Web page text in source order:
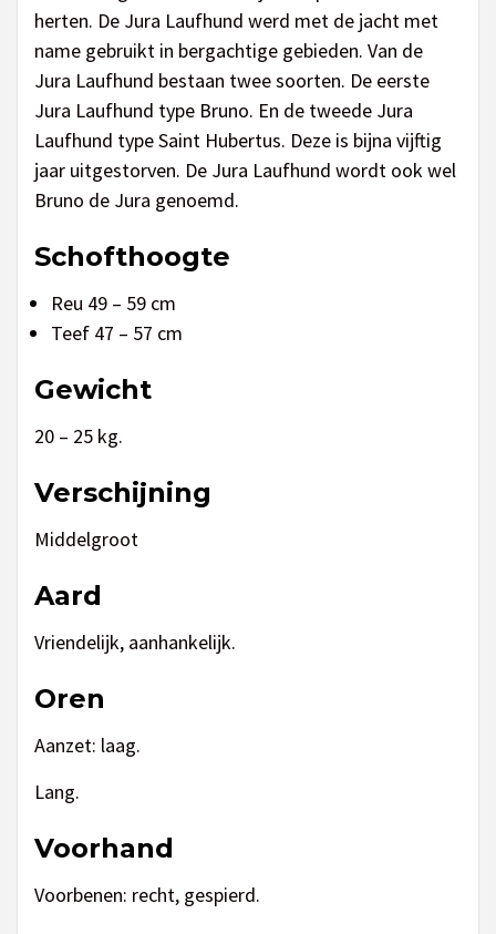
herten. De Jura Laufhund werd met de jacht met
name gebruikt in bergachtige gebieden. Van de
Jura Laufhund bestaan twee soorten. De eerste
Jura Laufhund type Bruno. En de tweede Jura
Laufhund type Saint Hubertus. Deze is bijna vijftig
jaar uitgestorven. De Jura Laufhund wordt ook wel
Bruno de Jura genoemd.
Schofthoogte
Reu 49 – 59 cm
Teef 47 – 57 cm
Gewicht
20 – 25 kg.
Verschijning
Middelgroot
Aard
Vriendelijk, aanhankelijk.
Oren
Aanzet: laag.
Lang.
Voorhand
Voorbenen: recht, gespierd.